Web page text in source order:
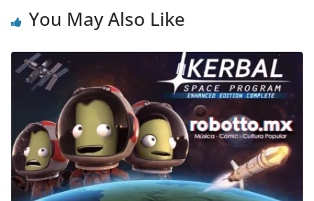
You May Also Like